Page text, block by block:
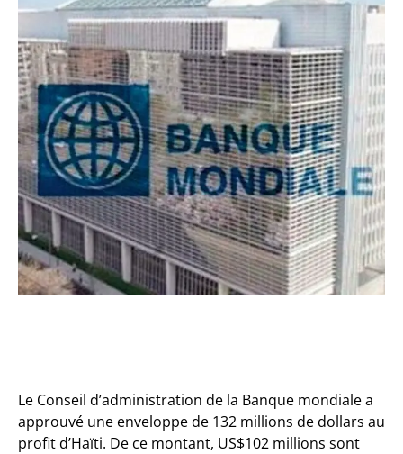
Le Conseil d’administration de la Banque mondiale a
approuvé une enveloppe de 132 millions de dollars au
profit d’Haïti. De ce montant, US$102 millions sont